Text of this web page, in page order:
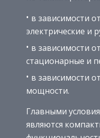
в зависимости
электрические и
в зависимости
стационарные и
в зависимости
мощности.
Главными
являются